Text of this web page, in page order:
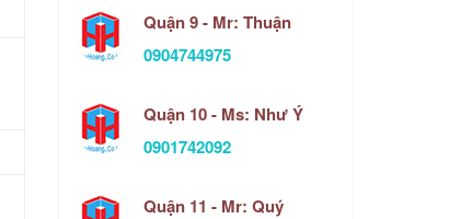
Quận 9 - Mr: Thuận
0904744975
Quận 10 - Ms: Như Ý
0901742092
Quận 11 - Mr: Quý